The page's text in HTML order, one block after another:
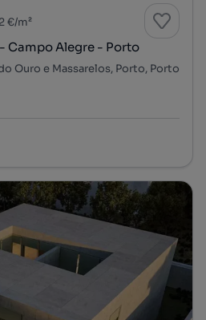
€/m²
Campo Alegre - Porto
Ouro e Massarelos, Porto, Porto